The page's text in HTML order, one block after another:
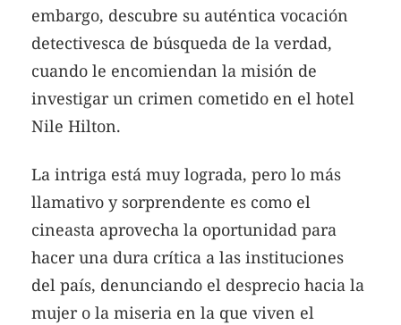
embargo, descubre su auténtica vocación
detectivesca de búsqueda de la verdad,
cuando le encomiendan la misión de
investigar un crimen cometido en el hotel
Nile Hilton.
La intriga está muy lograda, pero lo más
llamativo y sorprendente es como el
cineasta aprovecha la oportunidad para
hacer una dura crítica a las instituciones
del país, denunciando el desprecio hacia la
mujer o la miseria en la que viven el